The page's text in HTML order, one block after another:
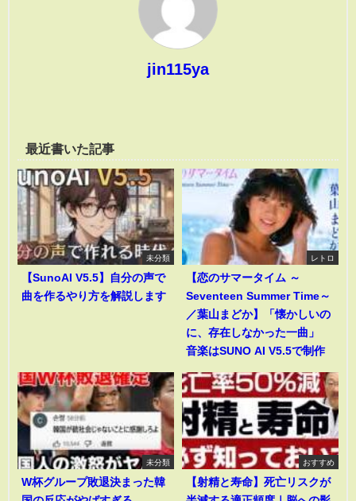
jin115ya
最近書いた記事
未分類
【SunoAI V5.5】自分の声で
曲を作るやり方を解説します
レトロ
【恋のサマータイム ～
Seventeen Summer Time～
／葉山まどか】「懐かしいの
に、存在しなかった一曲」
音楽はSUNO AI V5.5で制作
未分類
W杯グループ敗退決まった韓
おすすめ
【射精と寿命】死亡リスクが